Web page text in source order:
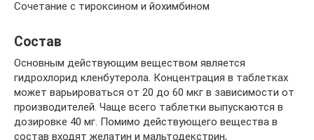
Сочетание с тироксином и йохимбином
Состав
Основным действующим веществом является
гидрохлорид кленбутерола. Концентрация в таблетках
может варьироваться от 20 до 60 мкг в зависимости от
производителей. Чаще всего таблетки выпускаются в
дозировке 40 мг. Помимо действующего вещества в
состав входят желатин и мальтодекстрин,